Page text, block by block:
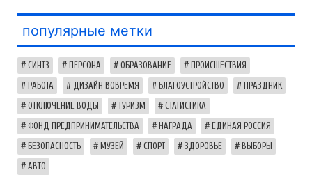
популярные метки
СИНТЗ ПЕРСОНА ОБРАЗОВАНИЕ ПРОИСШЕСТВИЯ
РАБОТА ДИЗАЙН ВОВРЕМЯ БЛАГОУСТРОЙСТВО ПРАЗДНИК
ОТКЛЮЧЕНИЕ ВОДЫ ТУРИЗМ СТАТИСТИКА
ФОНД ПРЕДПРИНИМАТЕЛЬСТВА НАГРАДА ЕДИНАЯ РОССИЯ
БЕЗОПАСНОСТЬ МУЗЕЙ СПОРТ ЗДОРОВЬЕ ВЫБОРЫ
АВТО